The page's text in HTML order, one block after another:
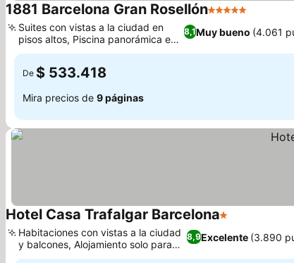
1881 Barcelona Gran Rosellón5 Estrellas
8,1Muy bueno (4.061
Suites con vistas a la ciudad en
pisos altos, Piscina panorámica en
la azotea
De $ 533.418
Mira precios de 9 páginas
Hotel Casa Trafalgar Barcelona1 Estrellas
8,9Excelente (3.890
Habitaciones con vistas a la ciudad
y balcones, Alojamiento solo para
adultos